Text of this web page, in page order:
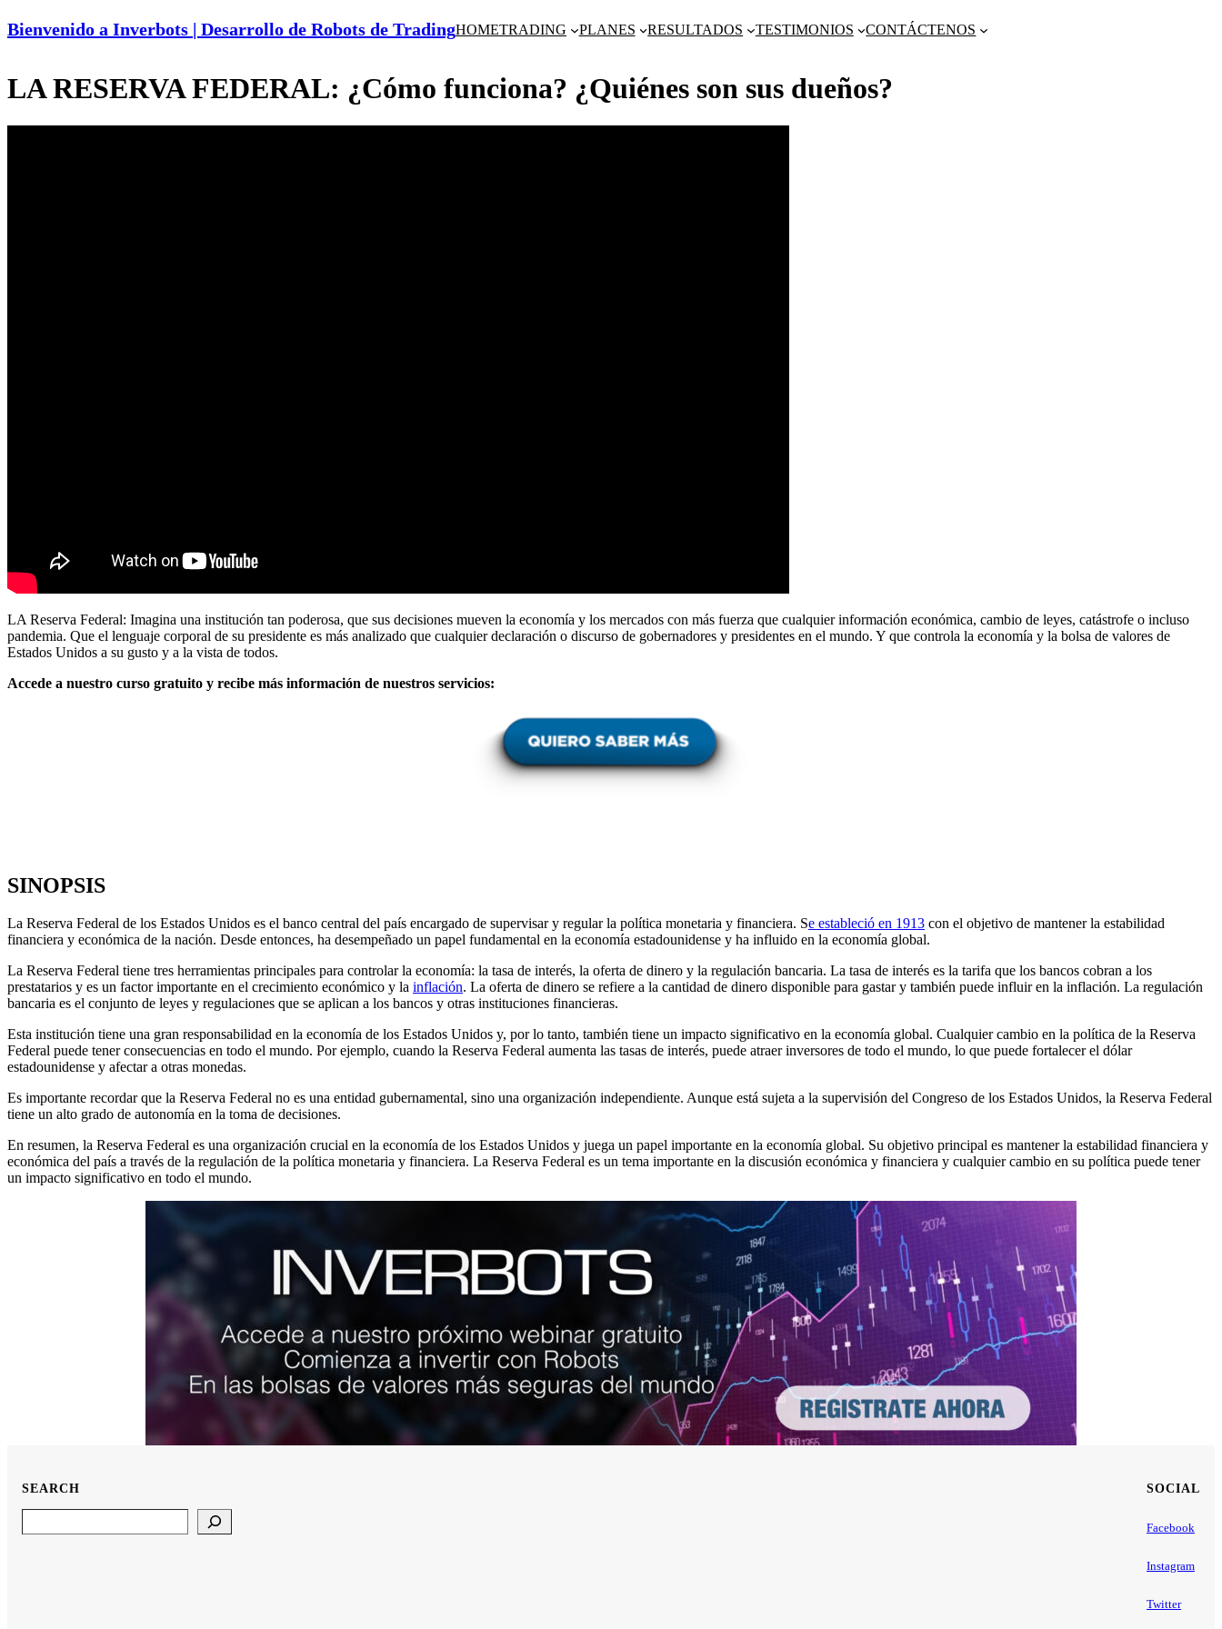
Bienvenido a Inverbots | Desarrollo de Robots de TradingHOMETRADING PLANES RESULTADOS TESTIMONIOS CONTÁCTENOS
LA RESERVA FEDERAL: ¿Cómo funciona? ¿Quiénes son sus dueños?
LA Reserva Federal: Imagina una institución tan poderosa, que sus decisiones mueven la economía y los mercados con más fuerza que cualquier información económica, cambio de leyes, catástrofe o incluso
pandemia. Que el lenguaje corporal de su presidente es más analizado que cualquier declaración o discurso de gobernadores y presidentes en el mundo. Y que controla la economía y la bolsa de valores de
Estados Unidos a su gusto y a la vista de todos.
Accede a nuestro curso gratuito y recibe más información de nuestros servicios:
SINOPSIS
La Reserva Federal de los Estados Unidos es el banco central del país encargado de supervisar y regular la política monetaria y financiera. Se estableció en 1913 con el objetivo de mantener la estabilidad
financiera y económica de la nación. Desde entonces, ha desempeñado un papel fundamental en la economía estadounidense y ha influido en la economía global.
La Reserva Federal tiene tres herramientas principales para controlar la economía: la tasa de interés, la oferta de dinero y la regulación bancaria. La tasa de interés es la tarifa que los bancos cobran a los
prestatarios y es un factor importante en el crecimiento económico y la inflación. La oferta de dinero se refiere a la cantidad de dinero disponible para gastar y también puede influir en la inflación. La regulación
bancaria es el conjunto de leyes y regulaciones que se aplican a los bancos y otras instituciones financieras.
Esta institución tiene una gran responsabilidad en la economía de los Estados Unidos y, por lo tanto, también tiene un impacto significativo en la economía global. Cualquier cambio en la política de la Reserva
Federal puede tener consecuencias en todo el mundo. Por ejemplo, cuando la Reserva Federal aumenta las tasas de interés, puede atraer inversores de todo el mundo, lo que puede fortalecer el dólar
estadounidense y afectar a otras monedas.
Es importante recordar que la Reserva Federal no es una entidad gubernamental, sino una organización independiente. Aunque está sujeta a la supervisión del Congreso de los Estados Unidos, la Reserva Federal
tiene un alto grado de autonomía en la toma de decisiones.
En resumen, la Reserva Federal es una organización crucial en la economía de los Estados Unidos y juega un papel importante en la economía global. Su objetivo principal es mantener la estabilidad financiera y
económica del país a través de la regulación de la política monetaria y financiera. La Reserva Federal es un tema importante en la discusión económica y financiera y cualquier cambio en su política puede tener
un impacto significativo en todo el mundo.
SEARCH SOCIAL
Facebook
Instagram
Twitter